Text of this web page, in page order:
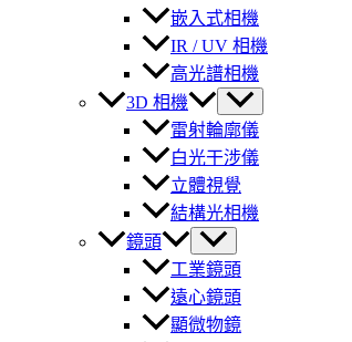
嵌入式相機
IR / UV 相機
高光譜相機
3D 相機
雷射輪廓儀
白光干涉儀
立體視覺
結構光相機
鏡頭
工業鏡頭
遠心鏡頭
顯微物鏡